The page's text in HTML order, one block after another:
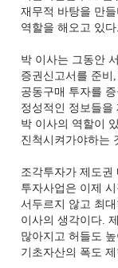
재무적 바탕을 만
역할을 해오고 있다.
박 이사는 그동안
증권신고서를 준비
공동구매 투자를
정성적인 정보들을
박 이사의 역할이
진척시켜가야하는
조각투자가 제도권
투자사업은 이제
서두르지 않고 최
이사의 생각이다.
많아지고 허들도
기초자산의 폭도